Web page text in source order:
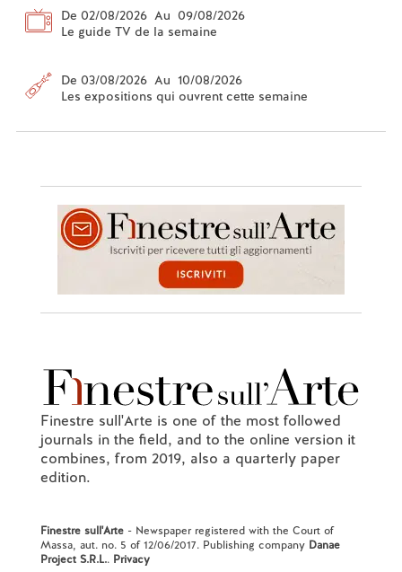
De 02/08/2026 Au 09/08/2026
Le guide TV de la semaine
De 03/08/2026 Au 10/08/2026
Les expositions qui ouvrent cette semaine
Finestre sull'Arte is one of the most followed
journals in the field, and to the online version it
combines, from 2019, also a quarterly paper
edition.
Finestre sull'Arte- Newspaper registered with the Court of
Massa, aut. no. 5 of 12/06/2017. Publishing company Danae
Project S.R.L.. Privacy